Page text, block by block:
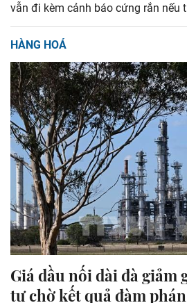
vẫn đi kèm cảnh báo cứng rắn nếu
HÀNG HOÁ
Giá dầu nối dài đà giảm
tư chờ kết quả đàm